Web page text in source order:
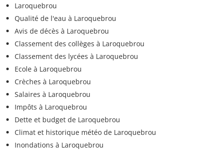
Laroquebrou
Qualité de l'eau à Laroquebrou
Avis de décès à Laroquebrou
Classement des collèges à Laroquebrou
Classement des lycées à Laroquebrou
Ecole à Laroquebrou
Crèches à Laroquebrou
Salaires à Laroquebrou
Impôts à Laroquebrou
Dette et budget de Laroquebrou
Climat et historique météo de Laroquebrou
Inondations à Laroquebrou